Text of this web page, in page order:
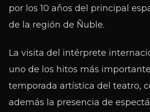
por los 10 años del principal
de la región de Ñuble.
La visita del intérprete
uno de los hitos más
temporada artística del teatro,
además la presencia de